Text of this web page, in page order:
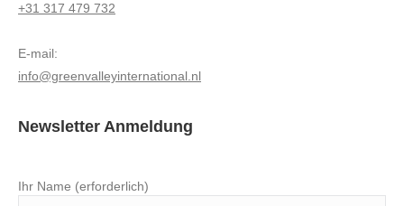
+31 317 479 732
E-mail:
info@greenvalleyinternational.nl
Newsletter Anmeldung
Ihr Name (erforderlich)